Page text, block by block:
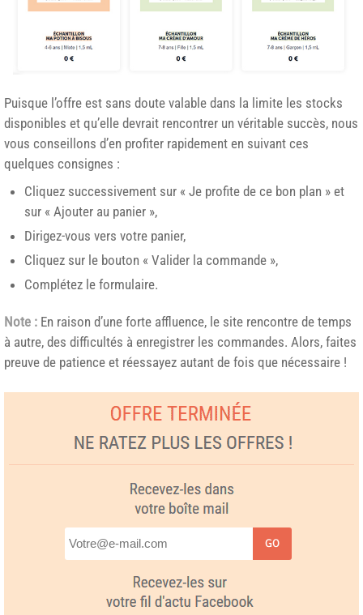
Puisque l’offre est sans doute valable dans la limite les stocks
disponibles et qu’elle devrait rencontrer un véritable succès, nous
vous conseillons d’en profiter rapidement en suivant ces
quelques consignes :
Cliquez successivement sur « Je profite de ce bon plan » et
sur « Ajouter au panier »,
Dirigez-vous vers votre panier,
Cliquez sur le bouton « Valider la commande »,
Complétez le formulaire.
Note : En raison d’une forte affluence, le site rencontre de temps
à autre, des difficultés à enregistrer les commandes. Alors, faites
preuve de patience et réessayez autant de fois que nécessaire !
GO